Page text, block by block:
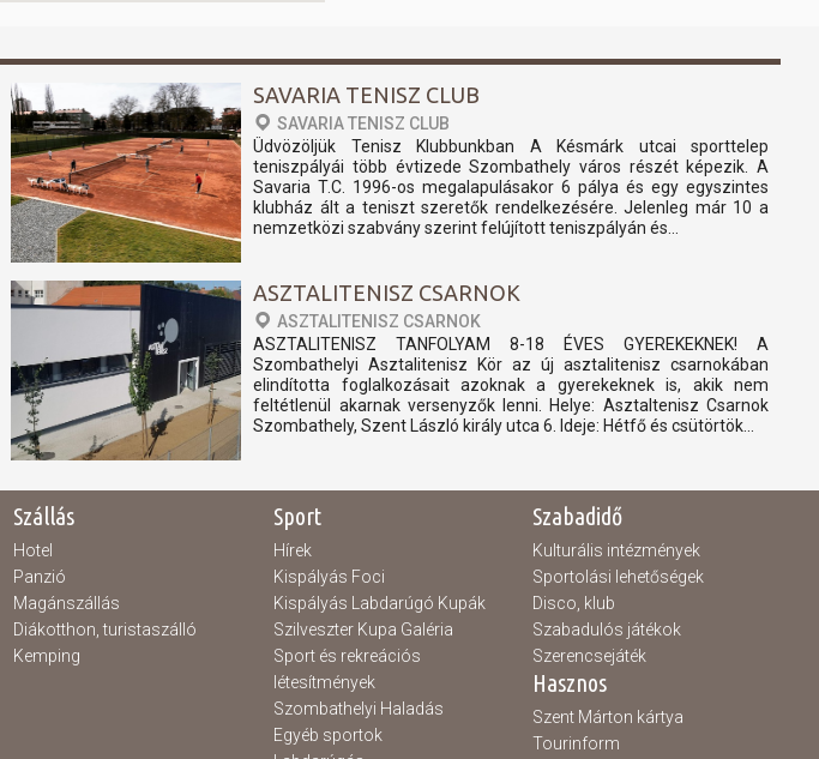
SAVARIA TENISZ CLUB
SAVARIA TENISZ CLUB
Üdvözöljük Tenisz Klubbunkban A Késmárk utcai sporttelep
teniszpályái több évtizede Szombathely város részét képezik. A
Savaria T.C. 1996-os megalapulásakor 6 pálya és egy egyszintes
klubház ált a teniszt szeretők rendelkezésére. Jelenleg már 10 a
nemzetközi szabvány szerint felújított teniszpályán és...
ASZTALITENISZ CSARNOK
ASZTALITENISZ CSARNOK
ASZTALITENISZ TANFOLYAM 8-18 ÉVES GYEREKEKNEK! A
Szombathelyi Asztalitenisz Kör az új asztalitenisz csarnokában
elindította foglalkozásait azoknak a gyerekeknek is, akik nem
feltétlenül akarnak versenyzők lenni. Helye: Asztaltenisz Csarnok
Szombathely, Szent László király utca 6. Ideje: Hétfő és csütörtök...
Szállás
Hotel
Panzió
Magánszállás
Diákotthon, turistaszálló
Kemping
Sport
Hírek
Kispályás Foci
Kispályás Labdarúgó Kupák
Szilveszter Kupa Galéria
Sport és rekreációs
létesítmények
Szombathelyi Haladás
Egyéb sportok
Szabadidő
Kulturális intézmények
Sportolási lehetőségek
Disco, klub
Szabadulós játékok
Szerencsejáték
Hasznos
Szent Márton kártya
Tourinform